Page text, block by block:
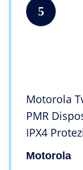
5
Motorola
PMR
IPX4
Vox), ABS,
Motorola